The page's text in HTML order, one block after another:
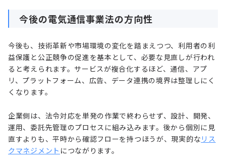
今後の電気通信事業法の方向性
今後も、技術革新や市場環境の変化を踏まえつつ、利用者の利
益保護と公正競争の促進を基本として、必要な見直しが行われ
ると考えられます。サービスが複合化するほど、通信、アプ
リ、プラットフォーム、広告、データ連携の境界は整理しにく
くなります。
企業側は、法令対応を単発の作業で終わらせず、設計、開発、
運用、委託先管理のプロセスに組み込みます。後から個別に見
直すよりも、平時から確認フローを持つほうが、現実的な リス
クマネジメント につながります。